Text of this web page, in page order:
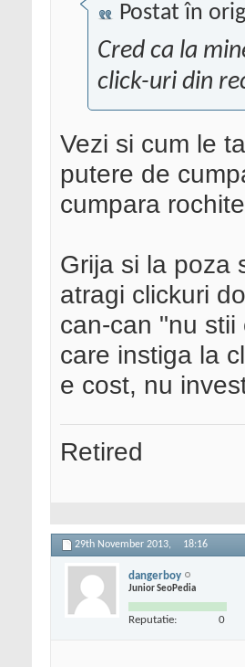
Postat în
Cred ca la
click-uri din
Vezi si cum le
putere de
cumpara
Grija si la poza
atragi clickuri
can-can "nu
care instiga la
e cost, nu
Retired
29th November 2013, 18:16
dangerboy
Junior SeoPedia
Reputatie: 0